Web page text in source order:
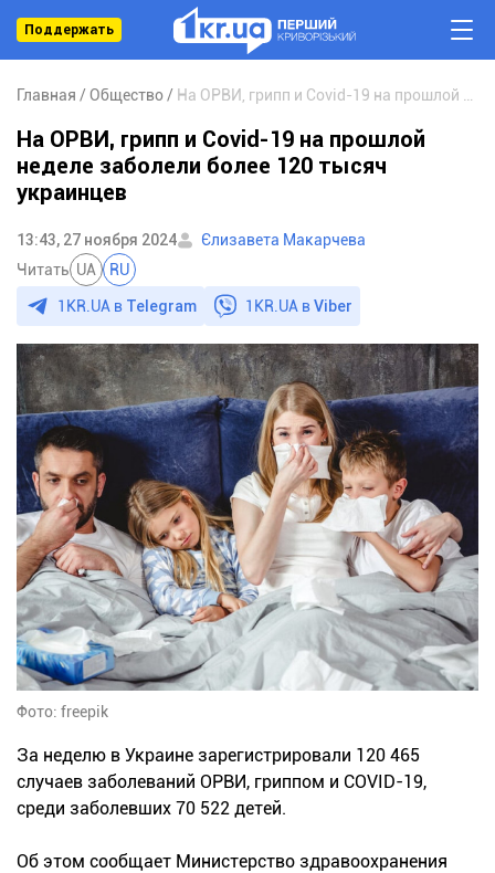
Поддержать
Главная Общество
На ОРВИ, грипп и Covid-19 на прошлой
неделе заболели более 120 тысяч
украинцев
13:43, 27 ноября 2024
Єлизавета Макарчева
Читать UA RU
1KR.UA в Telegram 1KR.UA вViber
Фото: freepik
За неделю в Украине зарегистрировали 120 465
случаев заболеваний ОРВИ, гриппом и COVID-19,
среди заболевших 70 522 детей.
Об этом сообщает Министерство здравоохранения